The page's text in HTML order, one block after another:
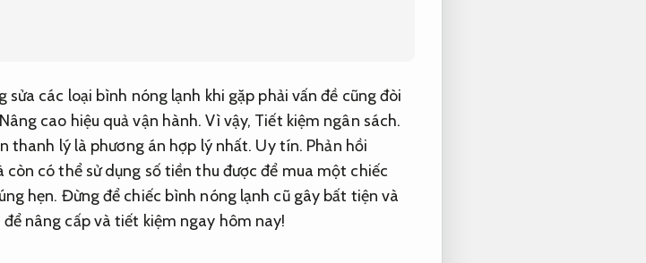
sửa các loại bình nóng lạnh khi gặp phải vấn đề cũng đòi
Nâng cao hiệu quả vận hành. Vì vậy, Tiết kiệm ngân sách.
thanh lý là phương án hợp lý nhất. Uy tín. Phản hồi
có thể sử dụng số tiền thu được để mua một chiếc
hẹn. Đừng để chiếc bình nóng lạnh cũ gây bất tiện và
nâng cấp và tiết kiệm ngay hôm nay!